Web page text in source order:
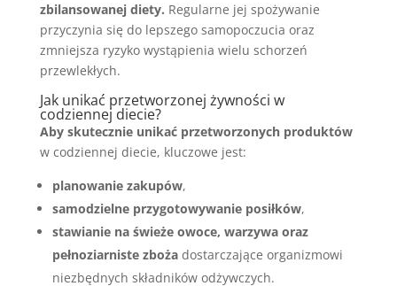
zbilansowanej diety. Regularne jej spożywanie
przyczynia się do lepszego samopoczucia oraz
zmniejsza ryzyko wystąpienia wielu schorzeń
przewlekłych.
Jak unikać przetworzonej żywności w
codziennej diecie?
Aby skutecznie unikać przetworzonych produktów
w codziennej diecie, kluczowe jest:
planowanie zakupów,
samodzielne przygotowywanie posiłków,
stawianie na świeże owoce, warzywa oraz
pełnoziarniste zbożadostarczające organizmowi
niezbędnych składników odżywczych.